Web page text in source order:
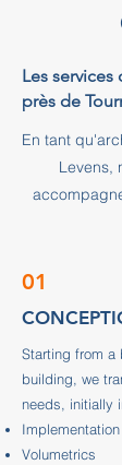
Les
près de
En tant
Levens,
01
Starting from a
building, we
needs, initially
Implementation
Volumetrics